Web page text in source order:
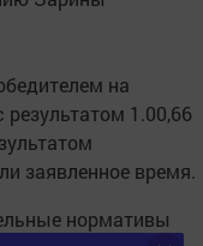
на
1.00,66
заявленное время.
нормативы